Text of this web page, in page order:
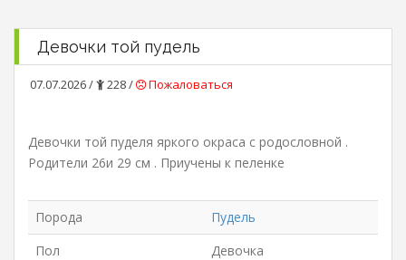
Девочки той пудель
07.07.2026 / 228 / Пожаловаться
Девочки той пуделя яркого окраса с родословной .
Родители 26и 29 см . Приучены к пеленке
Порода
Пудель
Пол
Девочка